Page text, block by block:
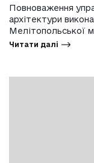
Повноваження
архітектури
Мелітопольської
Читати далі